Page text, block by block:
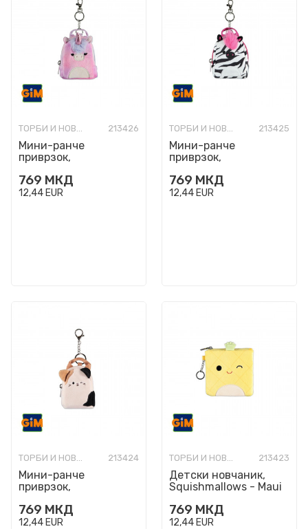
ТОРБИ И НОВЧАНИЦИ МОДНИ 213426
Мини-ранче
приврзок,
769 МКД
12,44 EUR
ТОРБИ И НОВЧАНИЦИ МОДНИ 213425
Мини-ранче
приврзок,
Tracey
769 МКД
12,44 EUR
ТОРБИ И НОВЧАНИЦИ МОДНИ 213424
Мини-ранче
приврзок,
Cameron
769 МКД
12,44 EUR
ТОРБИ И НОВЧАНИЦИ МОДНИ 213423
Детски новчаник,
Squishmallows - Maui
769 МКД
12,44 EUR